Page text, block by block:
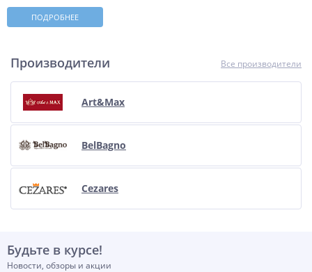
ПОДРОБНЕЕ
Производители Все производители
Art&Max
BelBagno
Cezares
Будьте в курсе!
Новости, обзоры и акции